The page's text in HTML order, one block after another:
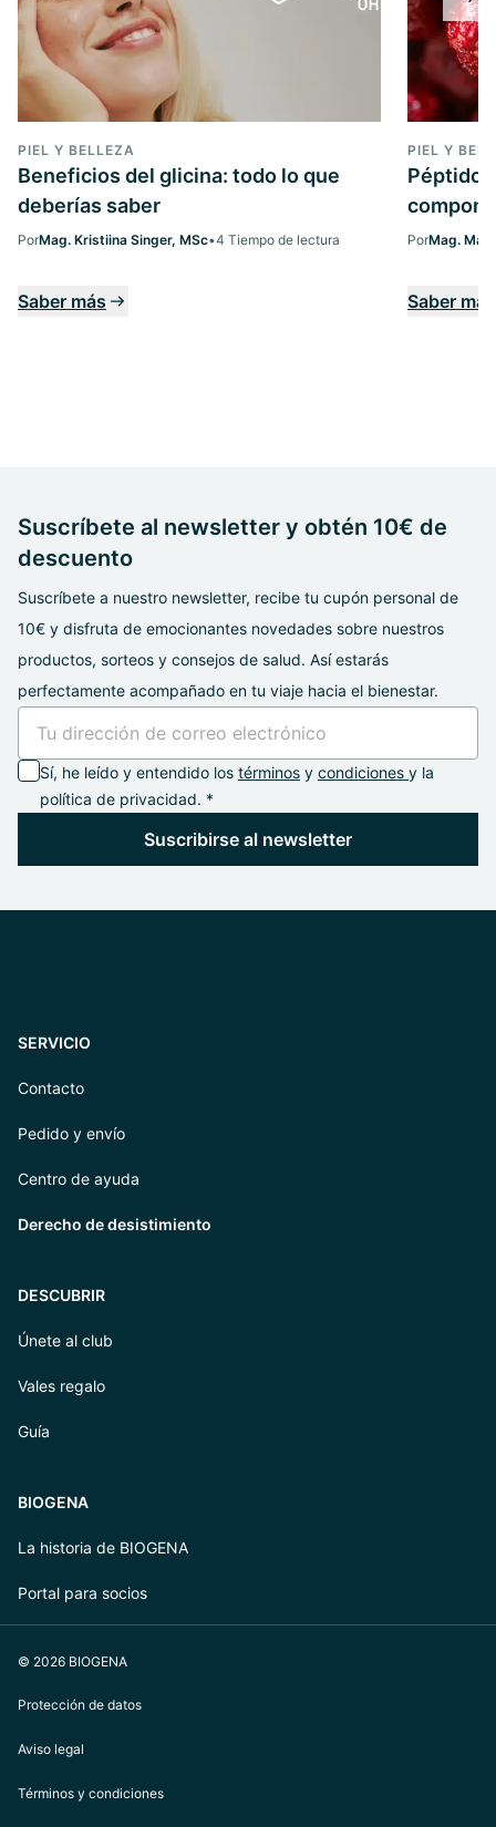
PIEL Y BELLEZA
Beneficios del glicina: todo lo que
deberías saber
PorMag. Kristiina Singer, MSc•4 Tiempo de lectura
Saber más
PIEL Y
PorMag.
Saber más
Suscríbete al newsletter y obtén 10€ de
descuento
Suscríbete a nuestro newsletter, recibe tu cupón personal de
10€ y disfruta de emocionantes novedades sobre nuestros
productos, sorteos y consejos de salud. Así estarás
perfectamente acompañado en tu viaje hacia el bienestar.
Sí, he leído y entendido los términos y condiciones y la
política de privacidad. *
Suscribirse al newsletter
SERVICIO
Contacto
Pedido y envío
Centro de ayuda
Derecho de desistimiento
DESCUBRIR
Únete al club
Vales regalo
Guía
BIOGENA
La historia de BIOGENA
Portal para socios
© 2026 BIOGENA
Protección de datos
Aviso legal
Términos y condiciones